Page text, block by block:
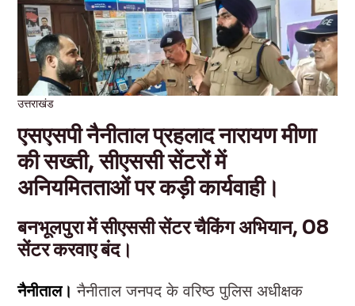
उत्तराखंड
एसएसपी नैनीताल प्रहलाद नारायण मीणा
की सख्ती, सीएससी सेंटरों में
अनियमितताओं पर कड़ी कार्यवाही।
बनभूलपुरा में सीएससी सेंटर चैकिंग अभियान, 08
सेंटर करवाए बंद।
नैनीताल। नैनीताल जनपद के वरिष्ठ पुलिस अधीक्षक